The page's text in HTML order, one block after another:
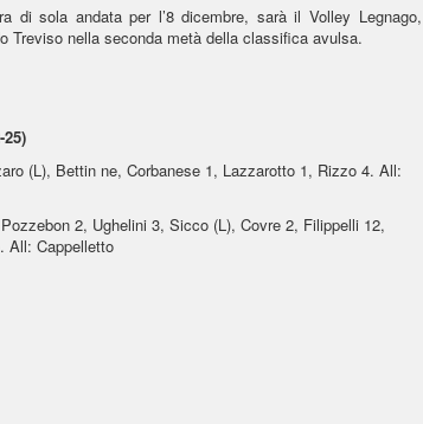
di sola andata per l’8 dicembre, sarà il Volley Legnago,
Treviso nella seconda metà della classifica avulsa.
(L), Bettin ne, Corbanese 1, Lazzarotto 1, Rizzo 4. All:
2, Ughelini 3, Sicco (L), Covre 2, Filippelli 12,
All: Cappelletto